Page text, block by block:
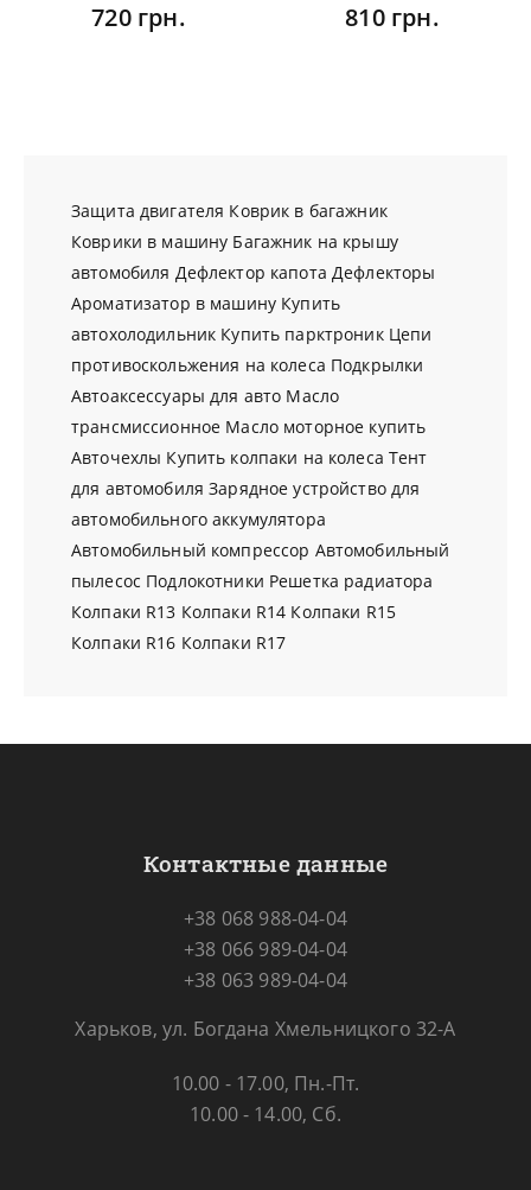
720 грн. 810 грн.
Защита двигателя Коврик в багажник
Коврики в машину Багажник на крышу
автомобиля Дефлектор капота Дефлекторы
Ароматизатор в машину Купить
автохолодильник Купить парктроник Цепи
противоскольжения на колеса Подкрылки
Автоаксессуары для авто Масло
трансмиссионное Масло моторное купить
Авточехлы Купить колпаки на колеса Тент
для автомобиля Зарядное устройство для
автомобильного аккумулятора
Автомобильный компрессор Автомобильный
пылесос Подлокотники Решетка радиатора
Колпаки R13 Колпаки R14 Колпаки R15
Колпаки R16 Колпаки R17
Контактные данные
+38 068 988-04-04
+38 066 989-04-04
+38 063 989-04-04
Харьков, ул. Богдана Хмельницкого 32-А
10.00 - 17.00, Пн.-Пт.
10.00 - 14.00, Сб.